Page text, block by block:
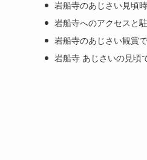
岩船寺のあじさい見頃
岩船寺へのアクセスと
岩船寺のあじさい観賞
岩船寺 あじさいの見頃